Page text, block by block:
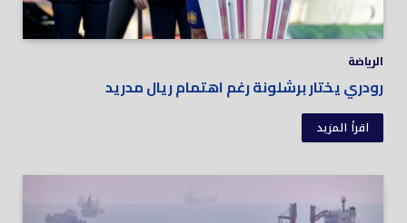
الرياضة
رودري يختار برشلونة رغم اهتمام ريال مدريد
اقرأ المزيد